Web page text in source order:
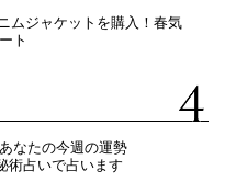
ムジャケットを購入！春気
ト
なたの今週の運勢
術占いで占います